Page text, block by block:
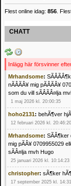
Flest online idag: 856.
CHATT
Inlägg här försvinner
Mrhandsome:
nÃÂÃÂ¥ mig
som du vill sÃÂÃÂ¤lja
1 maj 2026 kl. 20:00:35
hoho2131: behÃ¶ver
12 februari 2026 kl. 20:46:20
Mrhandsome:
mig pÃÂ¥ 0709955029
sÃÂ¤lja mvh Hugo
25 januari 2026 kl. 10:14:23
christopher: sÃ¶ker
17 september 2025 kl.